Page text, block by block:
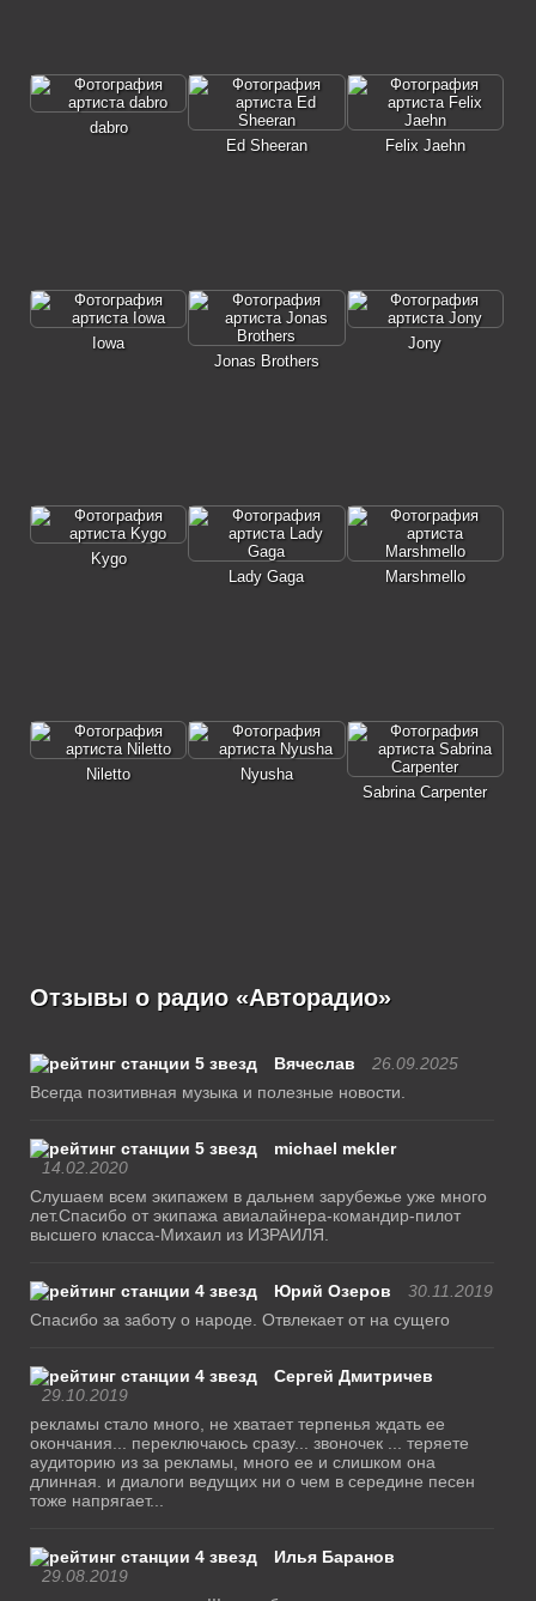
dabro
Ed Sheeran
Felix Jaehn
Iowa
Jonas Brothers
Jony
Kygo
Lady Gaga
Marshmello
Niletto
Nyusha
Sabrina Carpenter
Отзывы о радио «Авторадио»
Вячеслав
26.09.2025
Всегда позитивная музыка и полезные новости.
michael mekler
14.02.2020
Слушаем всем экипажем в дальнем зарубежье уже много
лет.Спасибо от экипажа авиалайнера-командир-пилот
высшего класса-Михаил из ИЗРАИЛЯ.
Юрий Озеров
30.11.2019
Спасибо за заботу о народе. Отвлекает от на сущего
Сергей Дмитричев
29.10.2019
рекламы стало много, не хватает терпенья ждать ее
окончания... переключаюсь сразу... звоночек ... теряете
аудиторию из за рекламы, много ее и слишком она
длинная. и диалоги ведущих ни о чем в середине песен
тоже напрягает...
Илья Баранов
29.08.2019